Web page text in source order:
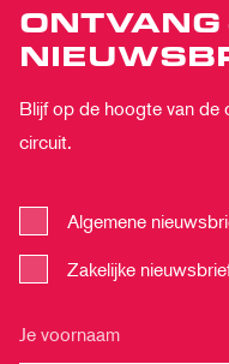
Blijf op de hoogte van de
circuit.
Algemene
Zakelijke